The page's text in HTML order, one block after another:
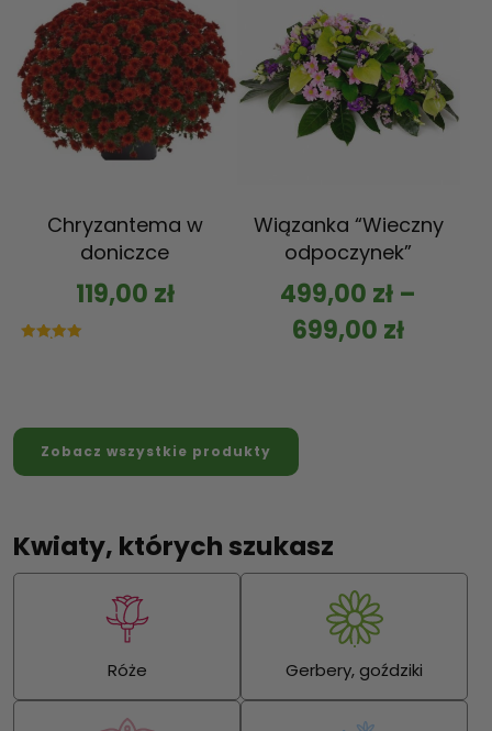
Chryzantema w
doniczce
119,00 zł
Wiązanka “Wieczny
odpoczynek”
499,00 zł –
699,00 zł
Zobacz wszystkie produkty
Kwiaty, których szukasz
Róże Gerbery, goździki